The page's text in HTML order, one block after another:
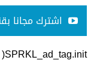
اشترك مجانا
SPRKL_ad_tag.init( ...